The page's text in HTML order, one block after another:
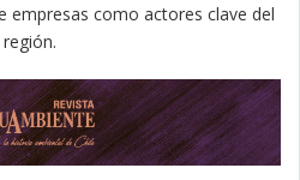
empresas como actores clave del